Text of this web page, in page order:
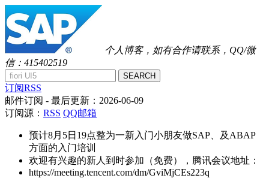
个人博客，如有合作请联系，QQ/微
信：415402519
SEARCH
订阅RSS
邮件订阅 - 最后更新： 2026-06-09
订阅源： RSS QQ邮箱
预计8月5日19点整为一新入门小朋友做SAP、及ABAP
方面的入门培训
欢迎有兴趣的新人到时参加（免费），腾讯会议地址：
https://meeting.tencent.com/dm/GviMjCEs223q